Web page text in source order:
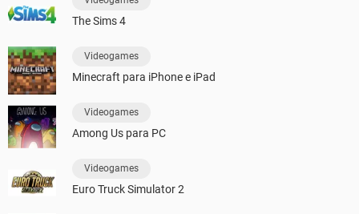
The Sims 4
Videogames
Minecraft para iPhone e iPad
Videogames
Among Us para PC
Videogames
Euro Truck Simulator 2